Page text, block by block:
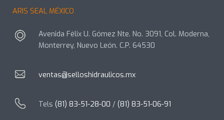
ARIS SEAL MÉXICO
Avenida Félix U. Gómez Nte. No. 3091, Col. Moderna,
Monterrey, Nuevo León. C.P. 64530
ventas@selloshidraulicos.mx
Tels (81) 83-51-28-00 / (81) 83-51-06-91